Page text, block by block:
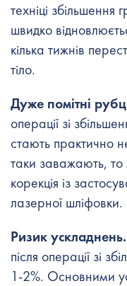
техніці збільшення
швидко
кілька тижнів
тіло.
Дуже помітні
операції зі
стають практично
таки заважають, то
корекція із
лазерної шліфовки.
Ризик ускладнень.
після операції зі
1-2%. Основними